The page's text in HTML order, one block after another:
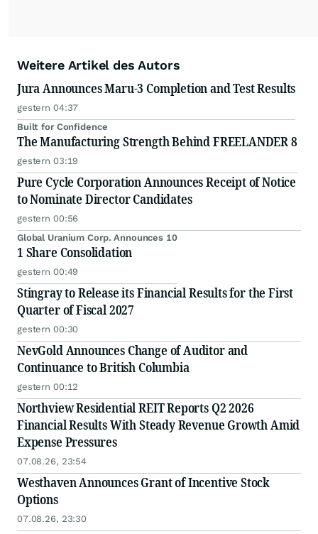
Weitere Artikel des Autors
Jura Announces Maru-3 Completion and Test Results
gestern 04:37
Built for Confidence
The Manufacturing Strength Behind FREELANDER 8
gestern 03:19
Pure Cycle Corporation Announces Receipt of Notice
to Nominate Director Candidates
gestern 00:56
Global Uranium Corp. Announces 10
1 Share Consolidation
gestern 00:49
Stingray to Release its Financial Results for the First
Quarter of Fiscal 2027
gestern 00:30
NevGold Announces Change of Auditor and
Continuance to British Columbia
gestern 00:12
Northview Residential REIT Reports Q2 2026
Financial Results With Steady Revenue Growth Amid
Expense Pressures
07.08.26, 23:54
Westhaven Announces Grant of Incentive Stock
Options
07.08.26, 23:30